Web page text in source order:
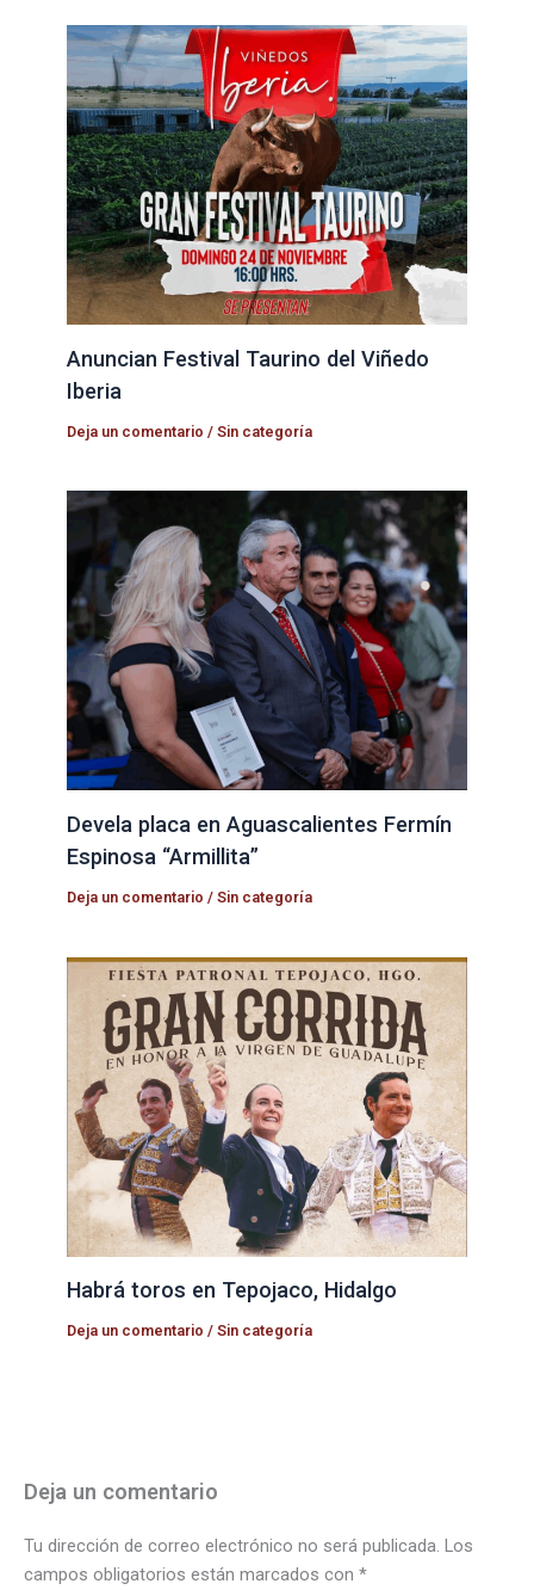
Anuncian Festival Taurino del Viñedo
Iberia
Deja un comentario /Sin categoría
Devela placa en Aguascalientes Fermín
Espinosa “Armillita”
Deja un comentario /Sin categoría
Habrá toros en Tepojaco, Hidalgo
Deja un comentario /Sin categoría
Deja un comentario
Tu dirección de correo electrónico no será publicada. Los
campos obligatorios están marcados con *